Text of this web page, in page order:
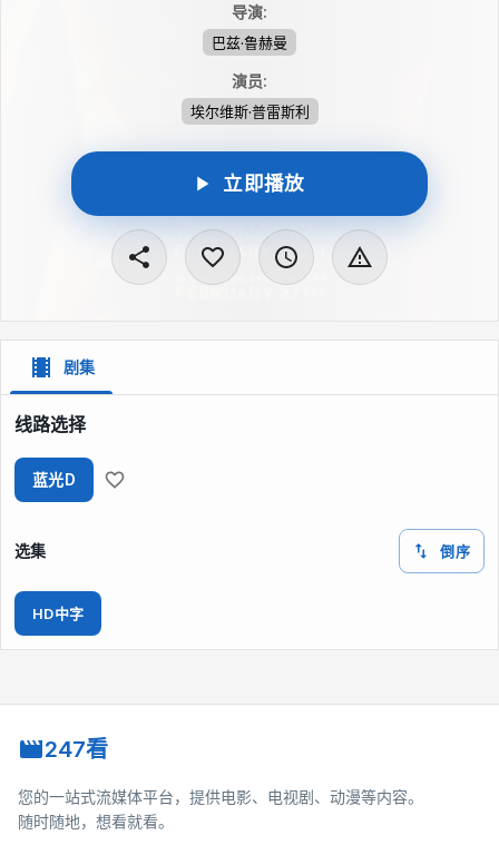
导演:
巴兹·鲁赫曼
演员:
埃尔维斯·普雷斯利
立即播放
剧集
线路选择
蓝光D
选集 倒序
HD中字
247看
您的一站式流媒体平台，提供电影、电视剧、动漫等内容。
随时随地，想看就看。